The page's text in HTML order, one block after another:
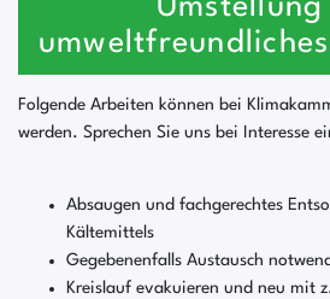
Folgende Arbeiten können bei
werden. Sprechen Sie uns bei Interesse
Absaugen und fachgerechtes
Kältemittels
Gegebenenfalls Austausch
Kreislauf evakuieren und neu mit